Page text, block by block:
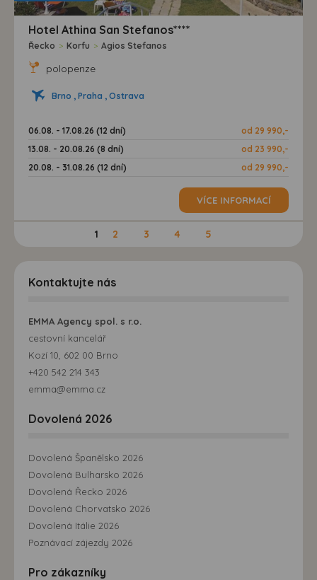
Hotel Athina San Stefanos****
Řecko > Korfu > Agios Stefanos
polopenze
Brno , Praha , Ostrava
06.08. - 17.08.26 (12 dní)
od 29 990,-
13.08. - 20.08.26 (8 dní)
od 23 990,-
20.08. - 31.08.26 (12 dní)
od 29 990,-
VÍCE INFORMACÍ
1 2 3 4 5
Kontaktujte nás
EMMA Agency spol. s r.o.
cestovní kancelář
Kozí 10, 602 00 Brno
+420 542 214 343
emma@emma.cz
Dovolená 2026
Dovolená Španělsko 2026
Dovolená Bulharsko 2026
Dovolená Řecko 2026
Dovolená Chorvatsko 2026
Dovolená Itálie 2026
Poznávací zájezdy 2026
Pro zákazníky